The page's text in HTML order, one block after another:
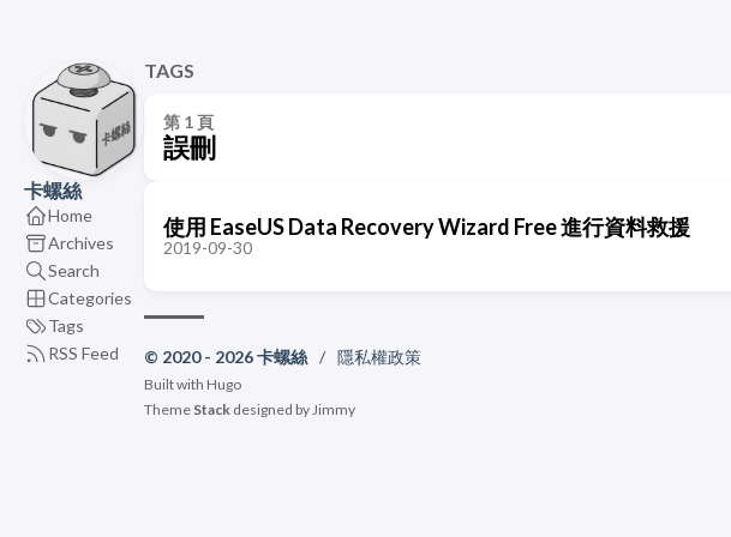
卡螺絲
Home
Archives
Search
Categories
Tags
RSS Feed
TAGS
第 1 頁
誤刪
使用 EaseUS Data Recovery Wizard Free 進行資料救援
2019-09-30
© 2020 - 2026 卡螺絲 / 隱私權政策
Built with Hugo
Theme Stack designed byJimmy